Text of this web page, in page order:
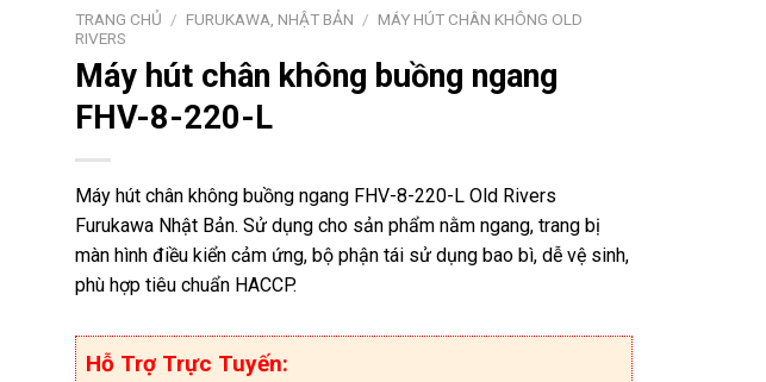
TRANG CHỦ / FURUKAWA, NHẬT BẢN / MÁY HÚT CHÂN KHÔNG OLD
RIVERS
Máy hút chân không buồng ngang
FHV-8-220-L
Máy hút chân không buồng ngang FHV-8-220-L Old Rivers
Furukawa Nhật Bản. Sử dụng cho sản phẩm nằm ngang, trang bị
màn hình điều kiển cảm ứng, bộ phận tái sử dụng bao bì, dễ vệ sinh,
phù hợp tiêu chuẩn HACCP.
Hỗ Trợ Trực Tuyến: